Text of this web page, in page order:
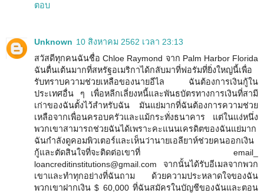
ตอบ
Unknown 10 สิงหาคม 2562 เวลา 23:13
สวัสดีทุกคนฉันชื่อ Chloe Raymond จาก Palm Harbor Florida
ฉันตื่นเต้นมากที่สหรัฐอเมริกาได้กลับมาที่ฟอรัมที่ยิ่งใหญ่นี้เพื่อ
รับทราบความช่วยเหลือของนายอีไล ฉันต้องการเงินกู้ใน
ประเทศอื่น ๆ เพื่อหลีกเลี่ยงหนี้และพันธบัตรทางการเงินที่สามี
เก่าของฉันตั้งไว้สำหรับฉัน มันแย่มากที่ฉันต้องการความช่วย
เหลือจากเพื่อนครอบครัวและแม้กระทั่งธนาคาร แต่ในแง่หนึ่ง
พวกเขาสามารถช่วยฉันได้เพราะคะแนนเครดิตของฉันแย่มาก
ฉันกำลังดูคอมพิวเตอร์และเห็นว่านายเอลียาห์ช่วยคนออกเงิน
กู้และตัดสินใจที่จะติดต่อเขาที่ email_
loancreditinstitutions@gmail.com จากนั้นได้รับอีเมลจากพวก
เขาและทำทุกอย่างที่ฉันถาม ด้วยความประหลาดใจของฉัน
พวกเขาฝากเงิน $ 60,000 ที่ฉันสมัครในบัญชีของฉันและตอน